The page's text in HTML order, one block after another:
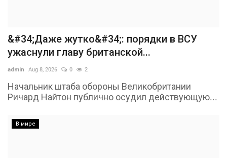
&#34;Даже жутко&#34;: порядки в ВСУ
ужаснули главу британской...
admin Aug 8, 2026 0 2
Начальник штаба обороны Великобритании
Ричард Найтон публично осудил действующую...
В мире